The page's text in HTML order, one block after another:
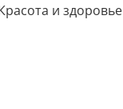
и здоровье